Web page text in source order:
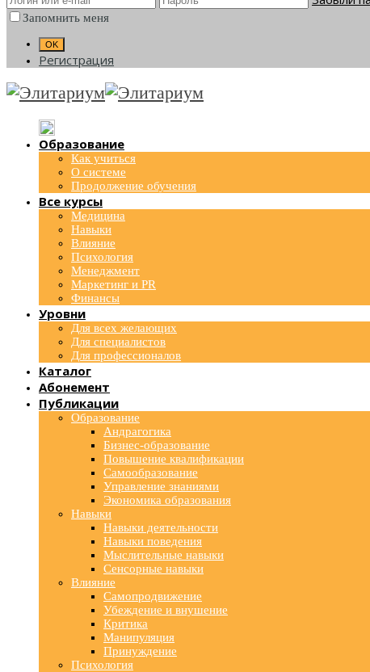
Запомнить меня
Регистрация
Образование
Как учиться
О системе
Продолжение обучения
Все курсы
Медицина
Навыки
Влияние
Психология
Менеджмент
Маркетинг и PR
Финансы
Уровни
Для всех желающих
Для специалистов
Для профессионалов
Каталог
Абонемент
Публикации
Образование
Андрагогика
Бизнес-образование
Повышение квалификации
Самообразование
Управление знаниями
Экономика образования
Навыки
Навыки деятельности
Навыки поведения
Мыслительные навыки
Сенсорные навыки
Влияние
Самопродвижение
Убеждение и внушение
Критика
Манипуляция
Принуждение
Психология